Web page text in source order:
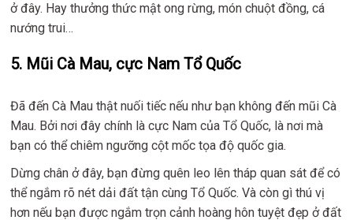
ở đây. Hay thưởng thức mật ong rừng, món chuột đồng, cá
nướng trui…
5. Mũi Cà Mau, cực Nam Tổ Quốc
Đã đến Cà Mau thật nuối tiếc nếu như bạn không đến mũi Cà
Mau. Bởi nơi đây chính là cực Nam của Tổ Quốc, là nơi mà
bạn có thể chiêm ngưỡng cột mốc tọa độ quốc gia.
Dừng chân ở đây, bạn đừng quên leo lên tháp quan sát để có
thể ngắm rõ nét dải đất tận cùng Tổ Quốc. Và còn gì thú vị
hơn nếu bạn được ngắm trọn cảnh hoàng hôn tuyệt đẹp ở đất